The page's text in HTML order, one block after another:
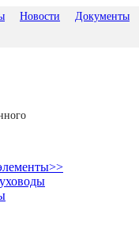
Новости Документы
>>